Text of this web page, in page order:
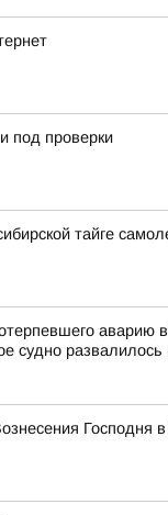
под проверки
тайге
судно развалилось
Господня